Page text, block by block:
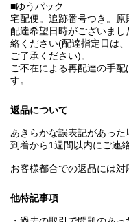
■ゆうパック
宅配便。追跡番号つき。原
配達希望日時がございま
絡ください(配達指定日は
ご了承ください)。
ご不在による再配達の手
す。
返品について
あきらかな誤表記があった
到着から1週間以内にご連
お客様都合での返品には対
他特記事項